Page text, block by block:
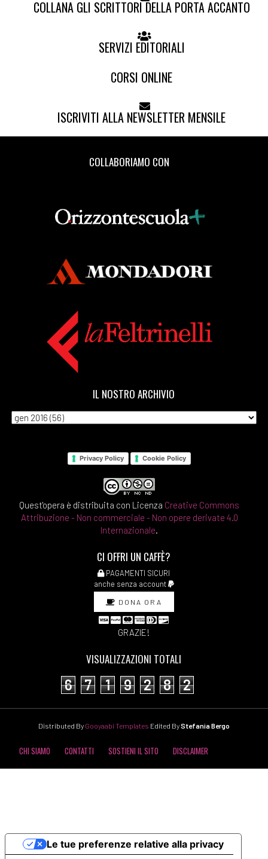
COLLANA GLI SCRITTORI DELLA PORTA ACCANTO
SERVIZI EDITORIALI
CORSI ONLINE
ISCRIVITI ALLA NEWSLETTER MENSILE
COLLABORIAMO CON
IL NOSTRO ARCHIVIO
Privacy Policy Cookie Policy
Quest'opera è distribuita con Licenza Creative Commons
Attribuzione - Non commerciale - Non opere derivate 4.0
Internazionale
CI OFFRI UN CAFFÈ?
PAGAMENTI SICURI
anche senza account
DONA ORA
GRAZIE!
VISUALIZZAZIONI TOTALI
6 7 1 9 2 8 2
Distributed By Gooyaabi Templates Edited ByStefania Bergo
CHI SIAMO CONTATTI SOSTIENI IL SITO DISCLAIMER
Le tue preferenze relative alla privacy